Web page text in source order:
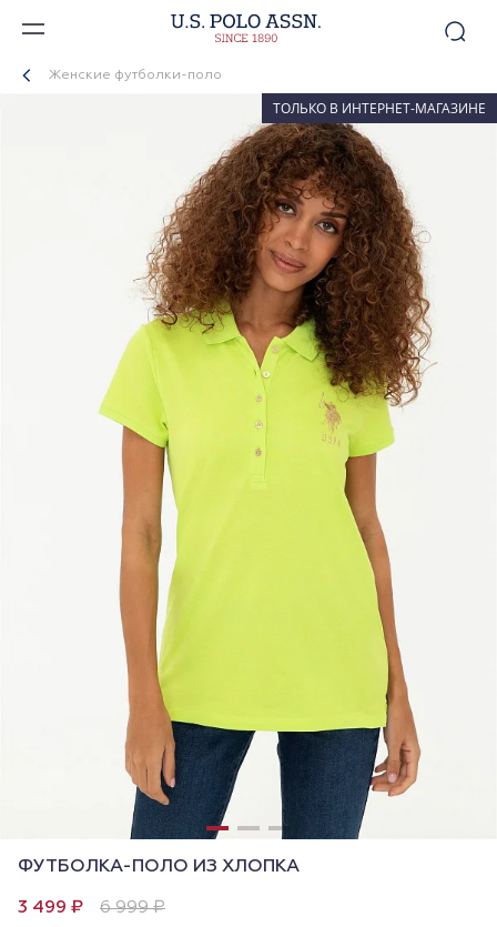
Женские футболки-поло
ТОЛЬКО В ИНТЕРНЕТ-МАГАЗИНЕ
ФУТБОЛКА-ПОЛО ИЗ ХЛОПКА
3 499 ₽ 6 999 ₽